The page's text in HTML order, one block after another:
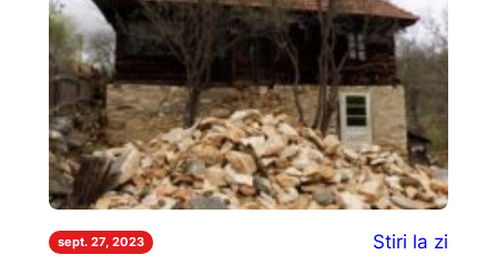
sept. 27, 2023 Stiri la zi